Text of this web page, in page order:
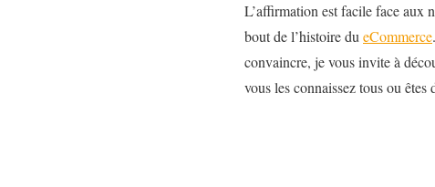
L’affirmation est facile face aux
bout de l’histoire dueCommerce
convaincre, je vous invite à
vous les connaissez tous ou